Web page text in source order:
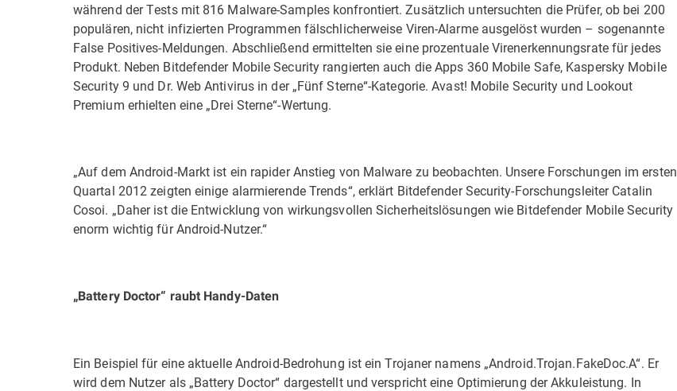
während der Tests mit 816 Malware-Samples konfrontiert. Zusätzlich untersuchten die Prüfer, ob bei 200
populären, nicht infizierten Programmen fälschlicherweise Viren-Alarme ausgelöst wurden – sogenannte
False Positives-Meldungen. Abschließend ermittelten sie eine prozentuale Virenerkennungsrate für jedes
Produkt. Neben Bitdefender Mobile Security rangierten auch die Apps 360 Mobile Safe, Kaspersky Mobile
Security 9 und Dr. Web Antivirus in der „Fünf Sterne“-Kategorie. Avast! Mobile Security und Lookout
Premium erhielten eine „Drei Sterne“-Wertung.
„Auf dem Android-Markt ist ein rapider Anstieg von Malware zu beobachten. Unsere Forschungen im ersten
Quartal 2012 zeigten einige alarmierende Trends“, erklärt Bitdefender Security-Forschungsleiter Catalin
Cosoi. „Daher ist die Entwicklung von wirkungsvollen Sicherheitslösungen wie Bitdefender Mobile Security
enorm wichtig für Android-Nutzer.“
„Battery Doctor“ raubt Handy-Daten
Ein Beispiel für eine aktuelle Android-Bedrohung ist ein Trojaner namens „Android.Trojan.FakeDoc.A“. Er
wird dem Nutzer als „Battery Doctor“ dargestellt und verspricht eine Optimierung der Akkuleistung. In